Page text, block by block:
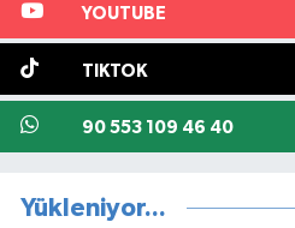
YOUTUBE
TIKTOK
90 553 109 46 40
Yükleniyor...